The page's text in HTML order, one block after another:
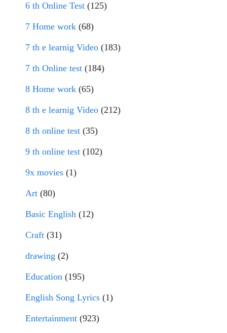
6 th Online Test (125)
7 Home work (68)
7 th e learnig Video (183)
7 th Online test (184)
8 Home work (65)
8 th e learnig Video (212)
8 th online test (35)
9 th online test (102)
9x movies (1)
Art (80)
Basic English (12)
Craft (31)
drawing (2)
Education (195)
English Song Lyrics (1)
Entertainment (923)